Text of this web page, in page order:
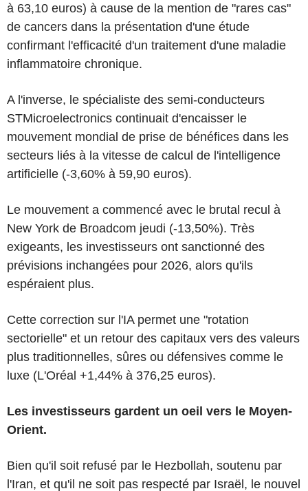
à 63,10 euros) à cause de la mention de "rares cas"
de cancers dans la présentation d'une étude
confirmant l'efficacité d'un traitement d'une maladie
inflammatoire chronique.
A l'inverse, le spécialiste des semi-conducteurs
STMicroelectronics continuait d'encaisser le
mouvement mondial de prise de bénéfices dans les
secteurs liés à la vitesse de calcul de l'intelligence
artificielle (-3,60% à 59,90 euros).
Le mouvement a commencé avec le brutal recul à
New York de Broadcom jeudi (-13,50%). Très
exigeants, les investisseurs ont sanctionné des
prévisions inchangées pour 2026, alors qu'ils
espéraient plus.
Cette correction sur l'IA permet une "rotation
sectorielle" et un retour des capitaux vers des valeurs
plus traditionnelles, sûres ou défensives comme le
luxe (L'Oréal +1,44% à 376,25 euros).
Les investisseurs gardent un oeil vers le Moyen-
Orient.
Bien qu'il soit refusé par le Hezbollah, soutenu par
l'Iran, et qu'il ne soit pas respecté par Israël, le nouvel